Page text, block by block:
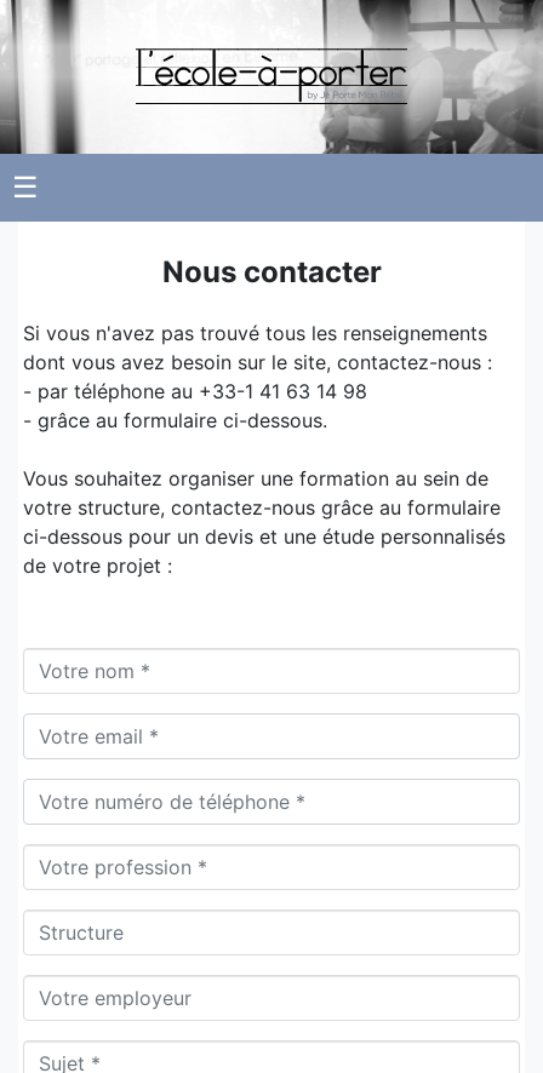
☰
Nous contacter
Si vous n'avez pas trouvé tous les renseignements
dont vous avez besoin sur le site, contactez-nous :
- par téléphone au +33-1 41 63 14 98
- grâce au formulaire ci-dessous.
Vous souhaitez organiser une formation au sein de
votre structure, contactez-nous grâce au formulaire
ci-dessous pour un devis et une étude personnalisés
de votre projet :